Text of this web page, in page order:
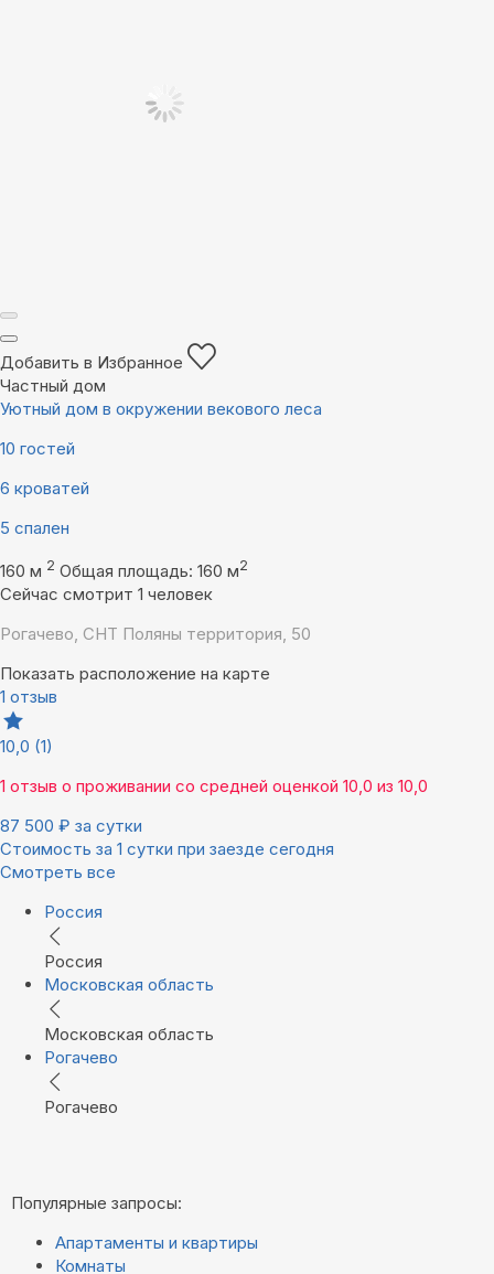
Добавить в Избранное
Частный дом
Уютный дом в окружении векового леса
10 гостей
6 кроватей
5 спален
160 м 2 Общая площадь: 160 м2
Сейчас смотрит 1 человек
Рогачево, СНТ Поляны территория, 50
Показать расположение на карте
1 отзыв
10,0 (1)
1 отзыв о проживании со средней оценкой 10,0 из 10,0
87 500 ₽ за сутки
Стоимость за 1 сутки при заезде сегодня
Смотреть все
Россия
Россия
Московская область
Московская область
Рогачево
Рогачево
Популярные запросы:
Апартаменты и квартиры
Комнаты